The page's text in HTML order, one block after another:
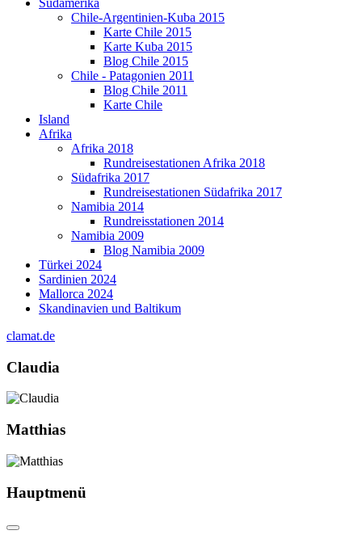
Südamerika
Chile-Argentinien-Kuba 2015
Karte Chile 2015
Karte Kuba 2015
Blog Chile 2015
Chile - Patagonien 2011
Blog Chile 2011
Karte Chile
Island
Afrika
Afrika 2018
Rundreisestationen Afrika 2018
Südafrika 2017
Rundreisestationen Südafrika 2017
Namibia 2014
Rundreisstationen 2014
Namibia 2009
Blog Namibia 2009
Türkei 2024
Sardinien 2024
Mallorca 2024
Skandinavien und Baltikum
clamat.de
Claudia
Matthias
Hauptmenü